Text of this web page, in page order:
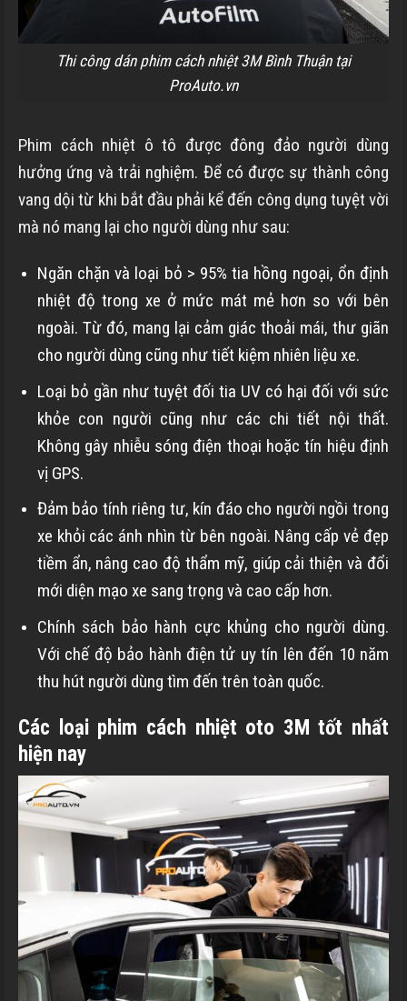
Thi công dán phim cách nhiệt 3M Bình Thuận tại
ProAuto.vn
Phim cách nhiệt ô tô được đông đảo người dùng
hưởng ứng và trải nghiệm. Để có được sự thành công
vang dội từ khi bắt đầu phải kể đến công dụng tuyệt vời
mà nó mang lại cho người dùng như sau:
Ngăn chặn và loại bỏ > 95% tia hồng ngoại, ổn định
nhiệt độ trong xe ở mức mát mẻ hơn so với bên
ngoài. Từ đó, mang lại cảm giác thoải mái, thư giãn
cho người dùng cũng như tiết kiệm nhiên liệu xe.
Loại bỏ gần như tuyệt đối tia UV có hại đối với sức
khỏe con người cũng như các chi tiết nội thất.
Không gây nhiễu sóng điện thoại hoặc tín hiệu định
vị GPS.
Đảm bảo tính riêng tư, kín đáo cho người ngồi trong
xe khỏi các ánh nhìn từ bên ngoài. Nâng cấp vẻ đẹp
tiềm ẩn, nâng cao độ thẩm mỹ, giúp cải thiện và đổi
mới diện mạo xe sang trọng và cao cấp hơn.
Chính sách bảo hành cực khủng cho người dùng.
Với chế độ bảo hành điện tử uy tín lên đến 10 năm
thu hút người dùng tìm đến trên toàn quốc.
Các loại phim cách nhiệt oto 3M tốt nhất
hiện nay